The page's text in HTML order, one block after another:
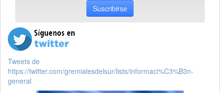
Suscribirse
Tweets de
https://twitter.com/gremialesdelsur/lists/informaci%C3%B3n-
general